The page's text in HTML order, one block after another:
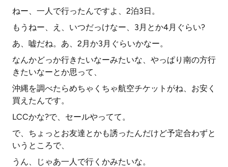
ねー、一人で行ったんですよ、2泊3日。
もうねー、え、いつだっけなー、3月とか4月ぐらい?
あ、嘘だね。あ、2月か3月ぐらいかなー。
なんかどっか行きたいなーみたいな、やっぱり南の方行
きたいなーとか思って、
沖縄を調べたらめちゃくちゃ航空チケットがね、お安く
買えたんです。
LCCかな?で、セールやってて。
で、ちょっとお友達とかも誘ったんだけど予定合わずと
いうところで、
うん、じゃあ一人で行くかみたいな。